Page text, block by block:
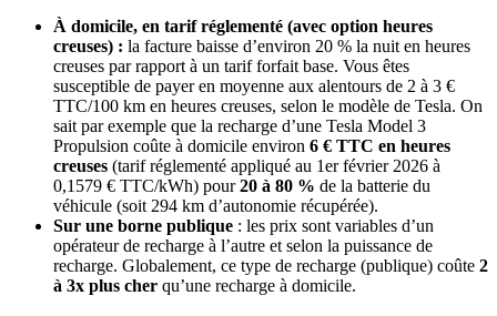
À domicile, en tarif réglementé (avec option heures
creuses) : la facture baisse d’environ 20 % la nuit en heures
creuses par rapport à un tarif forfait base. Vous êtes
susceptible de payer en moyenne aux alentours de 2 à 3 €
TTC/100 km en heures creuses, selon le modèle de Tesla. On
sait par exemple que la recharge d’une Tesla Model 3
Propulsion coûte à domicile environ 6 € TTC en heures
creuses (tarif réglementé appliqué au 1er février 2026 à
0,1579 € TTC/kWh) pour20 à 80 % de la batterie du
véhicule (soit 294 km d’autonomie récupérée).
Sur une borne publique : les prix sont variables d’un
opérateur de recharge à l’autre et selon la puissance de
recharge. Globalement, ce type de recharge (publique) coûte 2
à 3x plus cher qu’une recharge à domicile.